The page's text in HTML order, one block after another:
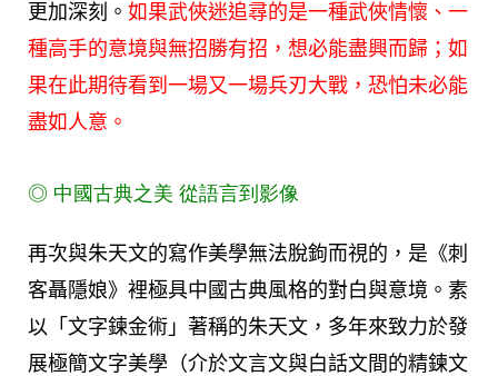
更加深刻。 如果武俠迷追尋的是一種武俠情懷、一
種高手的意境與無招勝有招，想必能盡興而歸；如
果在此期待看到一場又一場兵刃大戰，恐怕未必能
盡如人意。
◎ 中國古典之美 從語言到影像
再次與朱天文的寫作美學無法脫鉤而視的，是《刺
客聶隱娘》裡極具中國古典風格的對白與意境。素
以「文字鍊金術」著稱的朱天文，多年來致力於發
展極簡文字美學（介於文言文與白話文間的精鍊文